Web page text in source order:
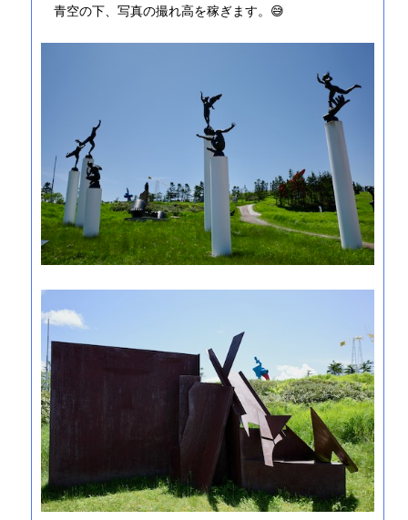
青空の下、写真の撮れ高を稼ぎます。😅